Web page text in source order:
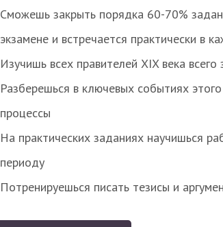
Сможешь закрыть порядка 60-70%
экзамене и встречается практически в
Изучишь всех правителей XIX века всего
Разберешься в ключевых событиях
процессы
На практических заданиях научишься
периоду
Потренируешься писать тезисы и